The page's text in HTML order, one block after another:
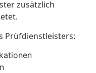
zusätzlich
Prüfdienstleisters: